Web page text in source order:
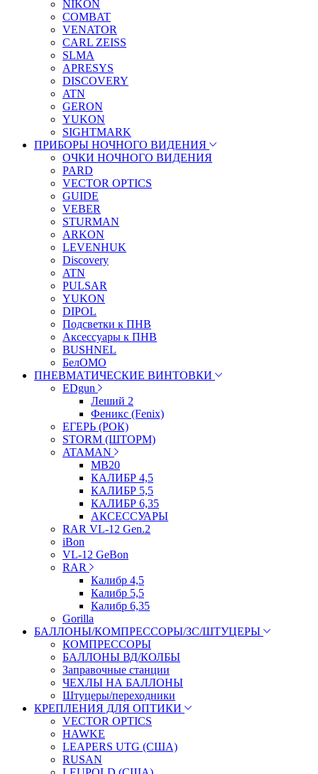
NIKON
COMBAT
VENATOR
CARL ZEISS
SLMA
APRESYS
DISCOVERY
ATN
GERON
YUKON
SIGHTMARK
ПРИБОРЫ НОЧНОГО ВИДЕНИЯ
ОЧКИ НОЧНОГО ВИДЕНИЯ
PARD
VECTOR OPTICS
GUIDE
VEBER
STURMAN
ARKON
LEVENHUK
Discovery
ATN
PULSAR
YUKON
DIPOL
Подсветки к ПНВ
Аксессуары к ПНВ
BUSHNEL
БелОМО
ПНЕВМАТИЧЕСКИЕ ВИНТОВКИ
EDgun
Леший 2
Феникс (Fenix)
ЕГЕРЬ (РОК)
STORM (ШТОРМ)
ATAMAN
МВ20
КАЛИБР 4,5
КАЛИБР 5,5
КАЛИБР 6,35
АКСЕССУАРЫ
RAR VL-12 Gen.2
iBon
VL-12 GeBon
RAR
Калибр 4,5
Калибр 5,5
Калибр 6,35
Gorilla
БАЛЛОНЫ/КОМПРЕССОРЫ/ЗС/ШТУЦЕРЫ
КОМПРЕССОРЫ
БАЛЛОНЫ ВД/КОЛБЫ
Заправочные станции
ЧЕХЛЫ НА БАЛЛОНЫ
Штуцеры/переходники
КРЕПЛЕНИЯ ДЛЯ ОПТИКИ
VECTOR OPTICS
HAWKE
LEAPERS UTG (США)
RUSAN